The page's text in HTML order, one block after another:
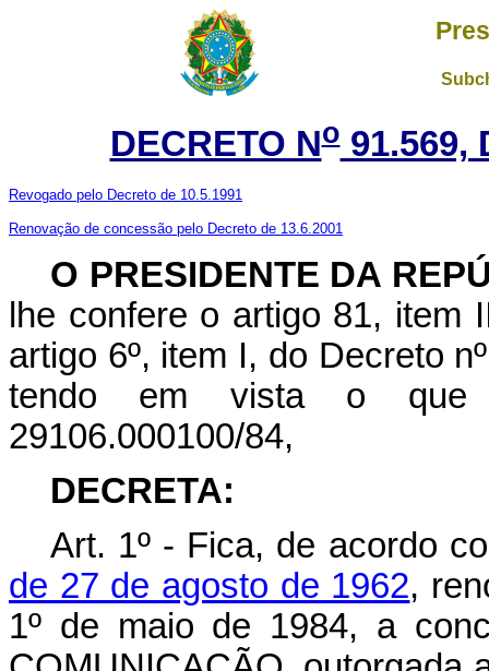
DECRETO No91.569,
Revogado pelo Decreto de 10.5.1991
Renovação de concessão pelo Decreto de 13.6.2001
O PRESIDENTE DA
lhe confere o artigo 81, item
artigo 6º, item I, do Decreto
tendo em vista o que
29106.000100/84,
DECRETA:
Art. 1º - Fica, de acordo
de 27 de agosto de 1962,
1º de maio de 1984, a